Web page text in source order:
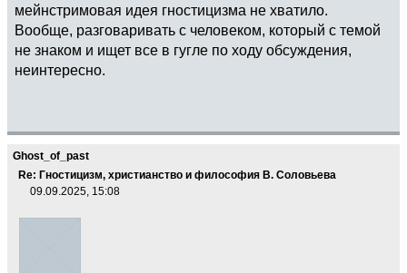
мейнстримовая идея гностицизма не хватило.
Вообще, разговаривать с человеком, который с темой
не знаком и ищет все в гугле по ходу обсуждения,
неинтересно.
Ghost_of_past
Re: Гностицизм, христианство и философия В. Соловьева
09.09.2025, 15:08